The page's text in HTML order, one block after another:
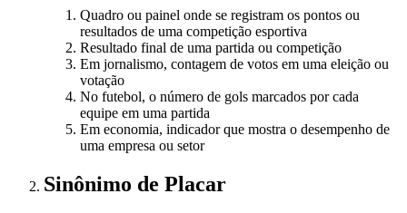
Quadro ou painel onde se registram os pontos ou
resultados de uma competição esportiva
Resultado final de uma partida ou competição
Em jornalismo, contagem de votos em uma eleição ou
votação
No futebol, o número de gols marcados por cada
equipe em uma partida
Em economia, indicador que mostra o desempenho de
uma empresa ou setor
Sinônimo de Placar